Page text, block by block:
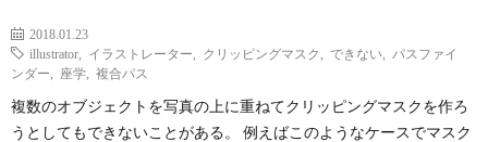
2018.01.23
illustrator
イラストレーター クリッピングマスク できない
パスファイ
ンダー
座学 複合パス
複数のオブジェクトを写真の上に重ねてクリッピングマスクを作ろ
うとしてもできないことがある。 例えばこのようなケースでマスク